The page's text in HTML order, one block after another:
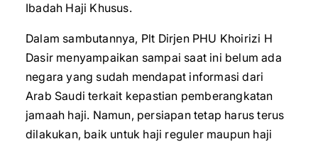
Ibadah Haji Khusus.
Dalam sambutannya, Plt Dirjen PHU Khoirizi H
Dasir menyampaikan sampai saat ini belum ada
negara yang sudah mendapat informasi dari
Arab Saudi terkait kepastian pemberangkatan
jamaah haji. Namun, persiapan tetap harus terus
dilakukan, baik untuk haji reguler maupun haji